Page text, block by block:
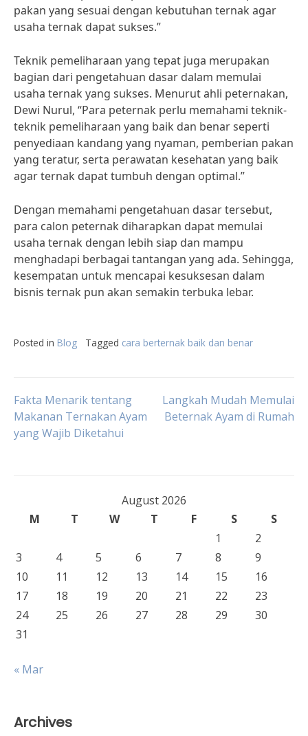
pakan yang sesuai dengan kebutuhan ternak agar
usaha ternak dapat sukses.”
Teknik pemeliharaan yang tepat juga merupakan
bagian dari pengetahuan dasar dalam memulai
usaha ternak yang sukses. Menurut ahli peternakan,
Dewi Nurul, “Para peternak perlu memahami teknik-
teknik pemeliharaan yang baik dan benar seperti
penyediaan kandang yang nyaman, pemberian pakan
yang teratur, serta perawatan kesehatan yang baik
agar ternak dapat tumbuh dengan optimal.”
Dengan memahami pengetahuan dasar tersebut,
para calon peternak diharapkan dapat memulai
usaha ternak dengan lebih siap dan mampu
menghadapi berbagai tantangan yang ada. Sehingga,
kesempatan untuk mencapai kesuksesan dalam
bisnis ternak pun akan semakin terbuka lebar.
Posted in Blog Tagged cara berternak baik dan benar
Post
navigation
Fakta Menarik tentang
Makanan Ternakan Ayam
yang Wajib Diketahui
Langkah Mudah Memulai
Beternak Ayam di Rumah
August 2026
M
T W T F S
S
1
2
3
4 5 6 7 8
9
10
11 12 13 14 15
16
17
18 19 20 21 22
23
24
25 26 27 28 29
30
31
« Mar
Archives